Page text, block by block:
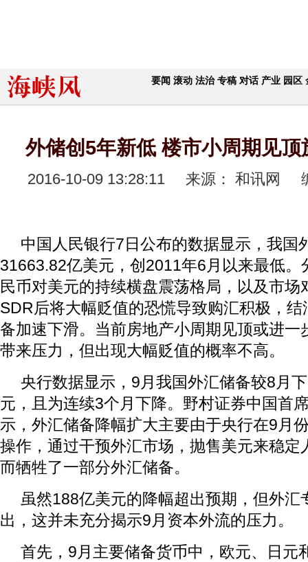
要闻 滚动 法治 专稿 对话 产业 园区
外储创5年新低 楼市小周期见顶
2016-10-09 13:28:11 来源： 和讯网
中国人民银行7日公布的数据显示，我国
31663.82亿美元，创2011年6月以来最低。
民币对美元的持续横盘震荡格局，以及市场
SDR后将大幅贬值的恐慌导致购汇积极，
备加速下滑。当前房地产小周期见顶或进一
带来压力，但出现大幅贬值的概率不高。
央行数据显示，9月我国外汇储备较8月
元，且为连续3个月下降。野村证券中国首
示，外汇储备降幅扩大主要由于央行在9月
操作，通过干预外汇市场，抛售美元来稳定
而牺牲了一部分外汇储备。
虽然188亿美元的降幅超出预期，但外汇
出，这并未充分揭示9月资本外流的压力。
首先，9月主要储备货币中，欧元、日元